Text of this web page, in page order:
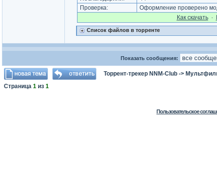
Проверка:
Оформление проверено
Как cкачать·
Список файлов в торренте
Показать сообщения:
Торрент-трекер NNM-Club ->
Страница 1 из 1
Пользовательское